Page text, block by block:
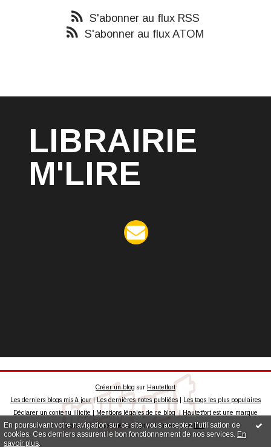
En poursuivant votre navigation sur ce site, vous acceptez l'utilisation de
cookies. Ces derniers assurent le bon fonctionnement de nos services. En
savoir plus.
S'abonner au flux RSS
S'abonner au flux ATOM
LIBRAIRIE
M'LIRE
Créer un blog sur Hautetfort
Les derniers blogs mis à jour|Les dernières notes publiées
Les tags les plus populaires
Déclarer un contenu illicite
Mentions légales de ce blog | Hautetfort est une marque
déposée de la société talkSpirit | Créez votre blog !